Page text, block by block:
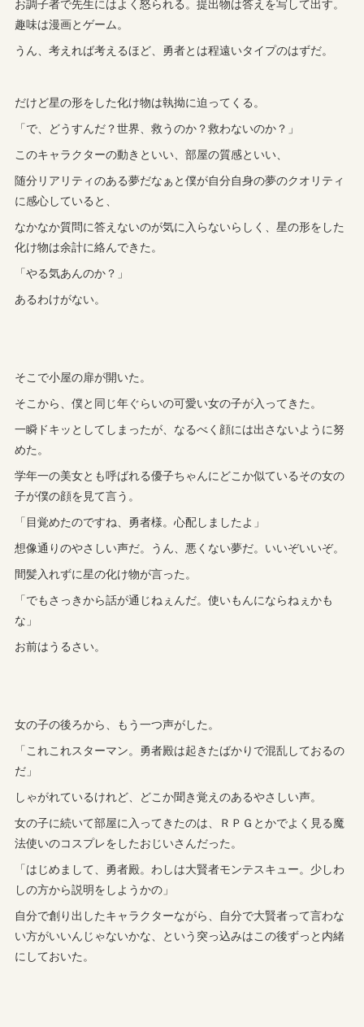
お調子者で先生にはよく怒られる。提出物は答えを写して出す。
趣味は漫画とゲーム。
うん、考えれば考えるほど、勇者とは程遠いタイプのはずだ。
だけど星の形をした化け物は執拗に迫ってくる。
「で、どうすんだ？世界、救うのか？救わないのか？」
このキャラクターの動きといい、部屋の質感といい、
随分リアリティのある夢だなぁと僕が自分自身の夢のクオリティ
に感心していると、
なかなか質問に答えないのが気に入らないらしく、星の形をした
化け物は余計に絡んできた。
「やる気あんのか？」
あるわけがない。
そこで小屋の扉が開いた。
そこから、僕と同じ年ぐらいの可愛い女の子が入ってきた。
一瞬ドキッとしてしまったが、なるべく顔には出さないように努
めた。
学年一の美女とも呼ばれる優子ちゃんにどこか似ているその女の
子が僕の顔を見て言う。
「目覚めたのですね、勇者様。心配しましたよ」
想像通りのやさしい声だ。うん、悪くない夢だ。いいぞいいぞ。
間髪入れずに星の化け物が言った。
「でもさっきから話が通じねぇんだ。使いもんにならねぇかも
な」
お前はうるさい。
女の子の後ろから、もう一つ声がした。
「これこれスターマン。勇者殿は起きたばかりで混乱しておるの
だ」
しゃがれているけれど、どこか聞き覚えのあるやさしい声。
女の子に続いて部屋に入ってきたのは、ＲＰＧとかでよく見る魔
法使いのコスプレをしたおじいさんだった。
「はじめまして、勇者殿。わしは大賢者モンテスキュー。少しわ
しの方から説明をしようかの」
自分で創り出したキャラクターながら、自分で大賢者って言わな
い方がいいんじゃないかな、という突っ込みはこの後ずっと内緒
にしておいた。